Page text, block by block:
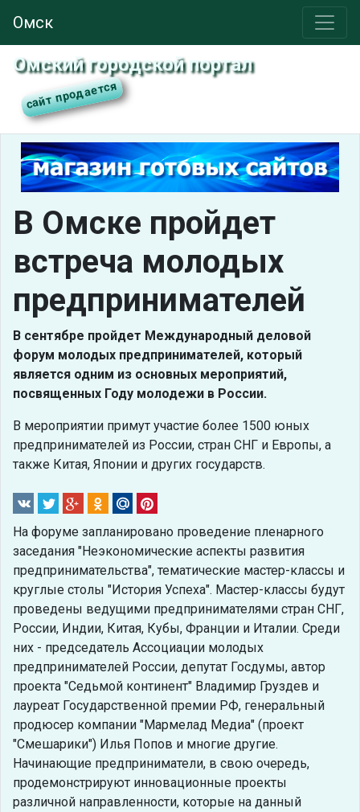
Омск
Омский городской портал
В Омске пройдет
встреча молодых
предпринимателей
В сентябре пройдет Международный деловой
форум молодых предпринимателей, который
является одним из основных мероприятий,
посвященных Году молодежи в России.
В мероприятии примут участие более 1500 юных
предпринимателей из России, стран СНГ и Европы, а
также Китая, Японии и других государств.
На форуме запланировано проведение пленарного
заседания "Неэкономические аспекты развития
предпринимательства", тематические мастер-классы и
круглые столы "История Успеха". Мастер-классы будут
проведены ведущими предпринимателями стран СНГ,
России, Индии, Китая, Кубы, Франции и Италии. Среди
них - председатель Ассоциации молодых
предпринимателей России, депутат Госдумы, автор
проекта "Седьмой континент" Владимир Груздев и
лауреат Государственной премии РФ, генеральный
продюсер компании "Мармелад Медиа" (проект
"Смешарики") Илья Попов и многие другие.
Начинающие предприниматели, в свою очередь,
продемонстрируют инновационные проекты
различной направленности, которые на данный